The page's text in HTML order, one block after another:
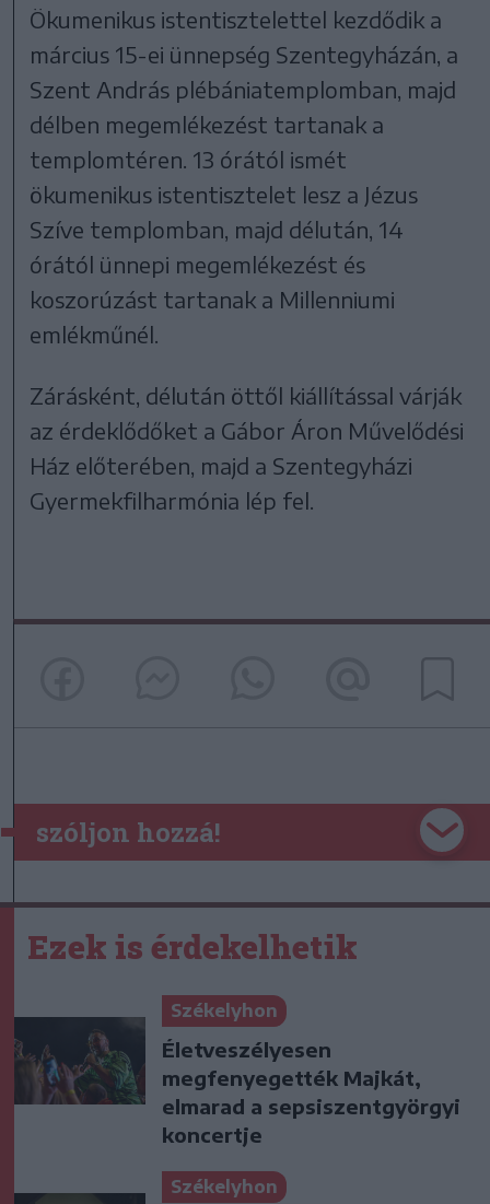
Ökumenikus istentisztelettel kezdődik a
március 15-ei ünnepség Szentegyházán, a
Szent András plébániatemplomban, majd
délben megemlékezést tartanak a
templomtéren. 13 órától ismét
ökumenikus istentisztelet lesz a Jézus
Szíve templomban, majd délután, 14
órától ünnepi megemlékezést és
koszorúzást tartanak a Millenniumi
emlékműnél.
Zárásként, délután öttől kiállítással várják
az érdeklődőket a Gábor Áron Művelődési
Ház előterében, majd a Szentegyházi
Gyermekfilharmónia lép fel.
szóljon hozzá!
Ezek is érdekelhetik
Székelyhon
Életveszélyesen
megfenyegették Majkát,
elmarad a sepsiszentgyörgyi
koncertje
Székelyhon